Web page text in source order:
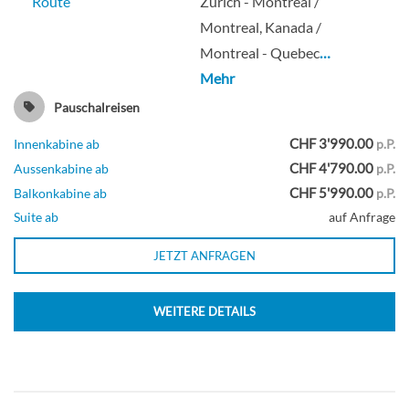
Penthouse mit großem Balkon, Heck-
[SM]
Deck 10
Penthouse mit großem Balkon, Heck-
Montreal, Kanada /
Montreal - Quebec…
Mehr
Pauschalreisen
Innenkabine ab CHF 3'990.00 p.P.
Aussenkabine ab
CHF 4'790.00 p.P.
Balkonkabine ab
CHF 5'990.00 p.P.
Suite ab
auf Anfrage
JETZT ANFRAGEN
WEITERE DETAILS